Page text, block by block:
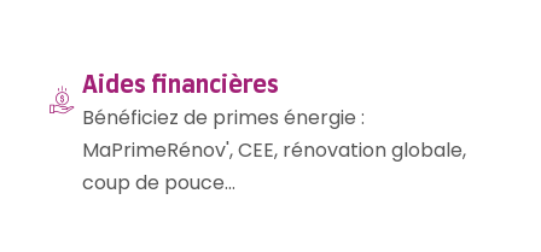
Aides financières
Bénéficiez de primes énergie :
MaPrimeRénov', CEE, rénovation globale,
coup de pouce...